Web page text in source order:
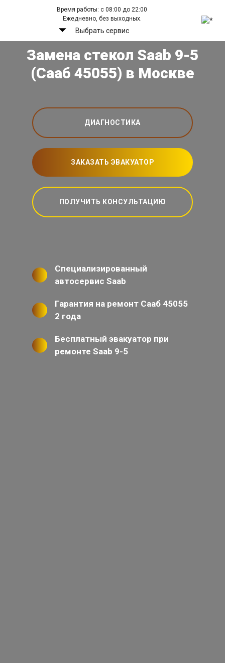
Время работы: с 08:00 до 22:00
Ежедневно, без выходных.
Выбрать сервис
Замена стекол Saab 9-5
(Сааб 45055) в Москве
ДИАГНОСТИКА
ЗАКАЗАТЬ ЭВАКУАТОР
ПОЛУЧИТЬ КОНСУЛЬТАЦИЮ
Специализированный
автосервис Saab
Гарантия на ремонт Сааб 45055
2 года
Бесплатный эвакуатор при
ремонте Saab 9-5